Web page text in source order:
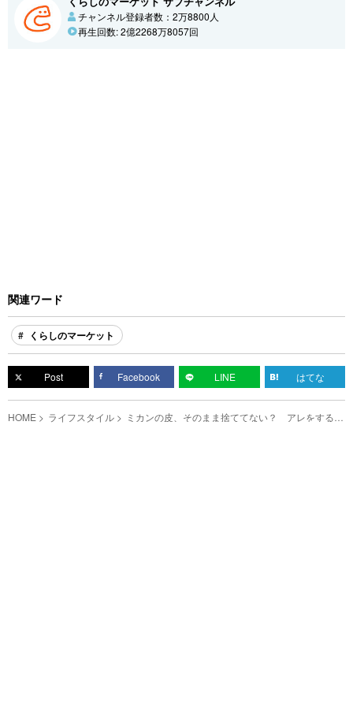
チャンネル登録者数：2万8800人
再生回数: 2億2268万8057回
関連ワード
くらしのマーケット
Post Facebook LINE はてな
HOME ライフスタイル ミカンの皮、そのまま捨ててない？ アレをするだ
けで、再利用できちゃう！